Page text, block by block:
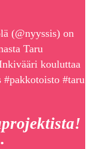
(@nyyssis) on
Taru
kouluttaa
#taru